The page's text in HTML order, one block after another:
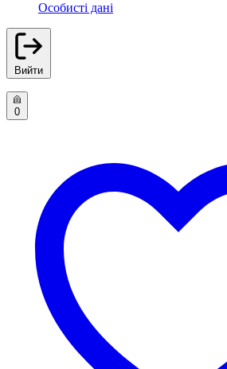
Особисті дані
Вийти
0